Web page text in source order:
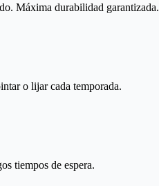
Máxima durabilidad garantizada.
o lijar cada temporada.
tiempos de espera.